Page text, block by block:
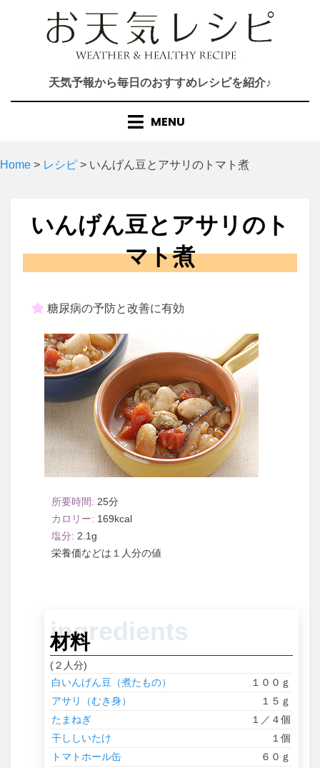
天気予報から毎日のおすすめレシピを紹介♪
MENU
Home > レシピ > いんげん豆とアサリのトマト煮
いんげん豆とアサリのト
マト煮
糖尿病の予防と改善に有効
25
169
2.1
１人分
材料
(２人分)
白いんげん豆（煮たもの）
１００ｇ
アサリ（むき身）
１５ｇ
たまねぎ
１／４個
干ししいたけ
１個
トマトホール缶
６０ｇ